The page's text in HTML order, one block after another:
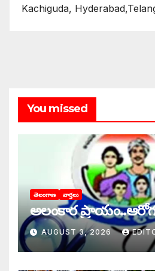
Kachiguda,
You missed
తెలంగాణ వార్తలు
అలంకార ప్రాయం..ఆరోగ్య
AUGUST 3, 2026